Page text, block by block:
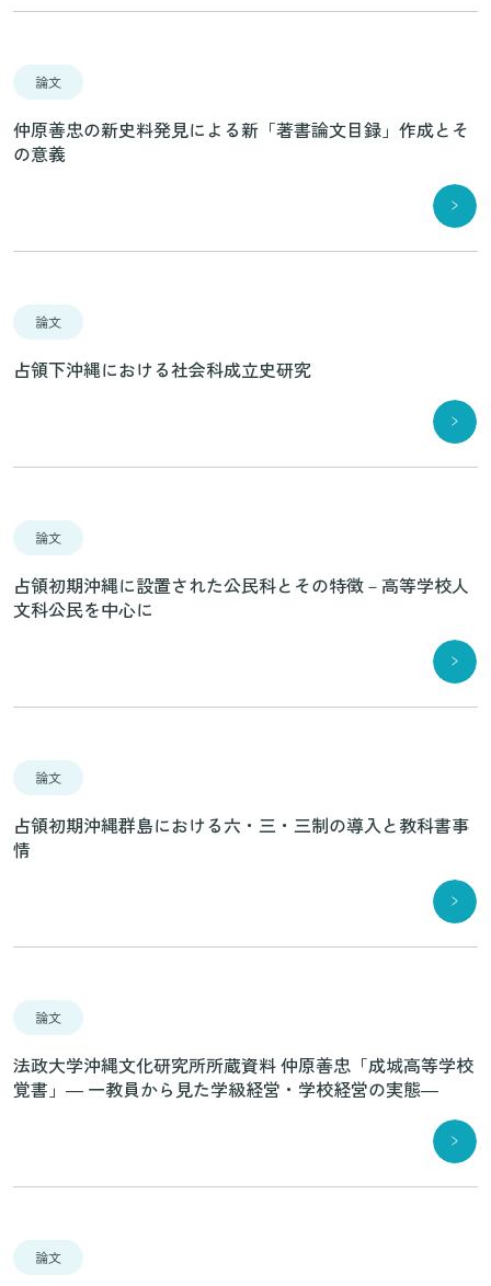
論文
仲原善忠の新史料発見による新「著書論文目録」作成とそ
の意義
論文
占領下沖縄における社会科成立史研究
論文
占領初期沖縄に設置された公民科とその特徴－高等学校人
文科公民を中心に
論文
占領初期沖縄群島における六・三・三制の導入と教科書事
情
論文
法政大学沖縄文化研究所所蔵資料 仲原善忠「成城高等学校
覚書」― 一教員から見た学級経営・学校経営の実態―
論文